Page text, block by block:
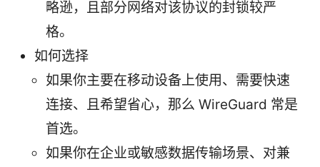
略逊，且部分网络对该协议的封锁较严
格。
如何选择
如果你主要在移动设备上使用、需要快速
连接、且希望省心，那么 WireGuard 常是
首选。
如果你在企业或敏感数据传输场景、对兼